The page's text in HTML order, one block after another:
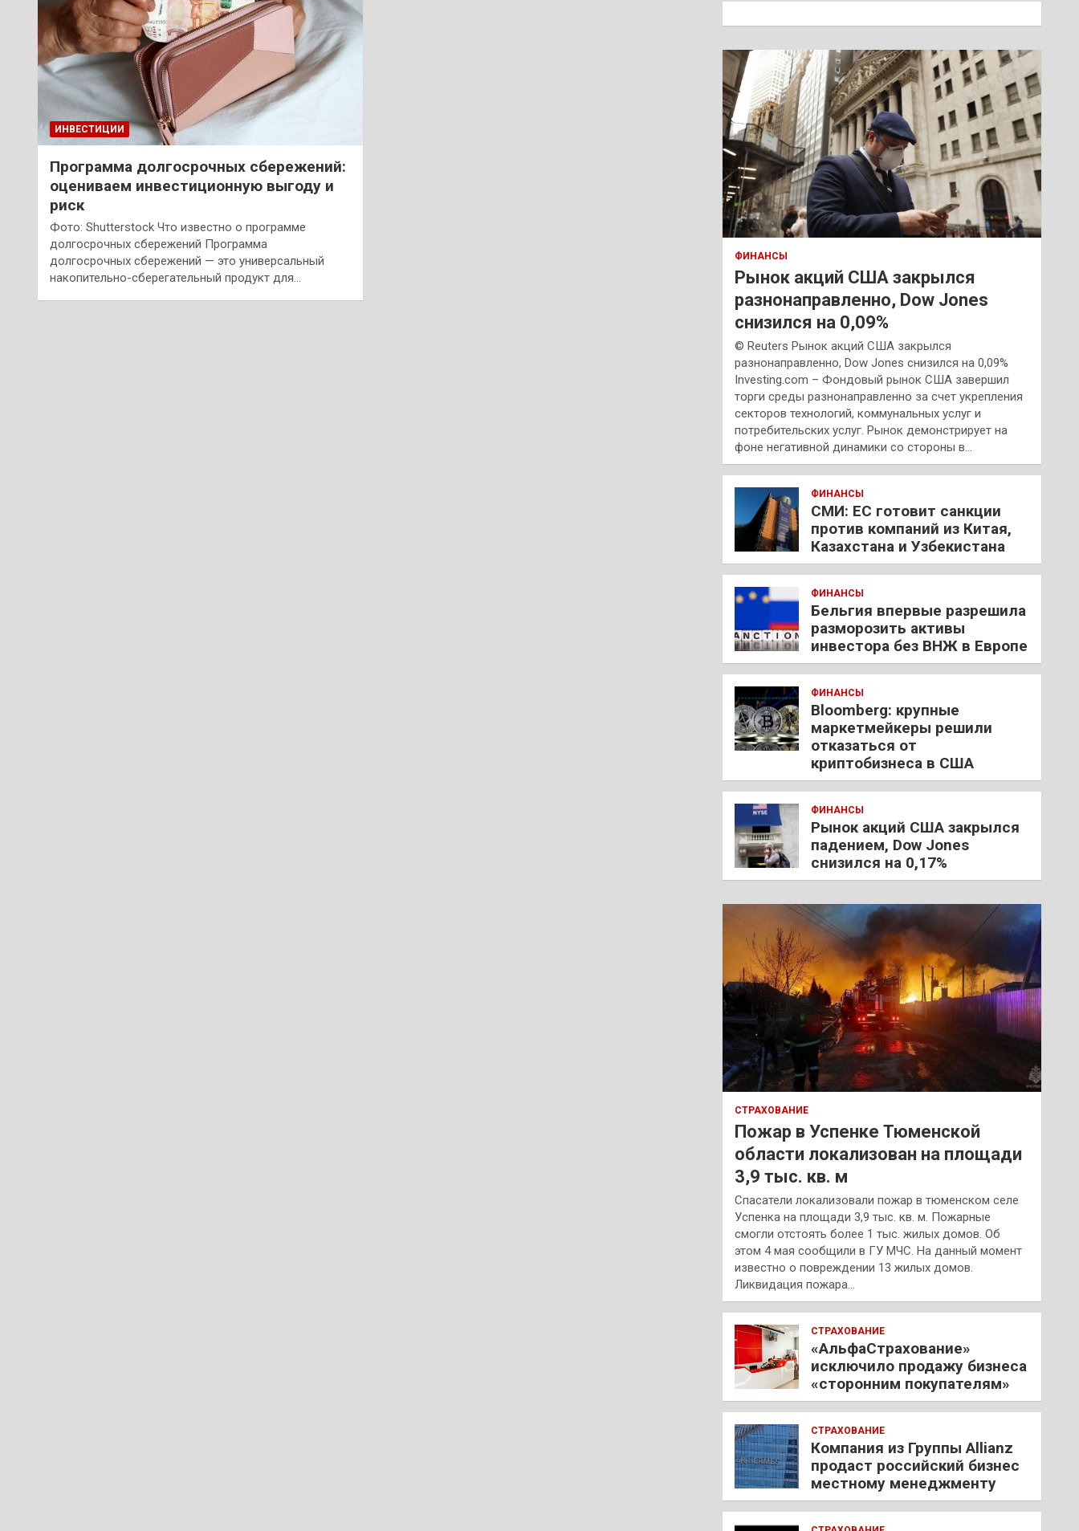
ИНВЕСТИЦИИ
Программа долгосрочных сбережений:
оцениваем инвестиционную выгоду и
риск
Фото: Shutterstock Что известно о программе
долгосрочных сбережений Программа
долгосрочных сбережений — это универсальный
накопительно-сберегательный продукт для…
к
ФИНАНСЫ
Рынок акций США закрылся
разнонаправленно, Dow Jones
снизился на 0,09%
© Reuters Рынок акций США закрылся
разнонаправленно, Dow Jones снизился на 0,09%
Investing.com – Фондовый рынок США завершил
торги среды разнонаправленно за счет укрепления
секторов технологий, коммунальных услуг и
потребительских услуг. Рынок демонстрирует на
фоне негативной динамики со стороны в…
ФИНАНСЫ
СМИ: ЕС готовит санкции
против компаний из Китая,
Казахстана и Узбекистана
ФИНАНСЫ
Бельгия впервые разрешила
разморозить активы
инвестора без ВНЖ в Европе
ФИНАНСЫ
Bloomberg: крупные
маркетмейкеры решили
отказаться от
криптобизнеса в США
ФИНАНСЫ
Рынок акций США закрылся
падением, Dow Jones
снизился на 0,17%
СТРАХОВАНИЕ
Пожар в Успенке Тюменской
области локализован на площади
3,9 тыс. кв. м
Спасатели локализовали пожар в тюменском селе
Успенка на площади 3,9 тыс. кв. м. Пожарные
смогли отстоять более 1 тыс. жилых домов. Об
этом 4 мая сообщили в ГУ МЧС. На данный момент
известно о повреждении 13 жилых домов.
Ликвидация пожара…
СТРАХОВАНИЕ
«АльфаСтрахование»
исключило продажу бизнеса
«сторонним покупателям»
СТРАХОВАНИЕ
Компания из Группы Allianz
продаст российский бизнес
местному менеджменту